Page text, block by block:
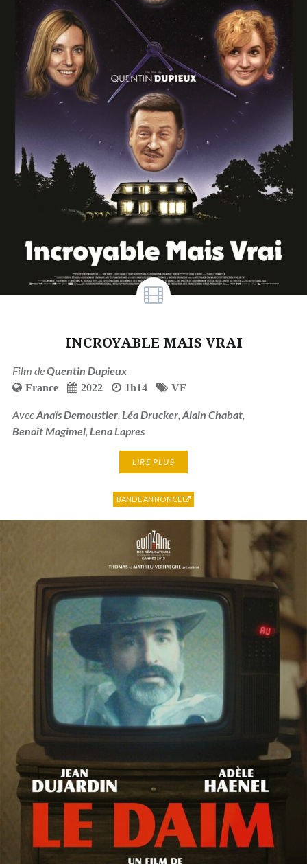
INCROYABLE MAIS VRAI
Film deQuentin Dupieux
France 2022 1h14 VF
AvecAnaïs Demoustier, Léa Drucker, Alain Chabat,
Benoît Magimel, Lena Lapres
LIRE PLUS
BANDE ANNONCE